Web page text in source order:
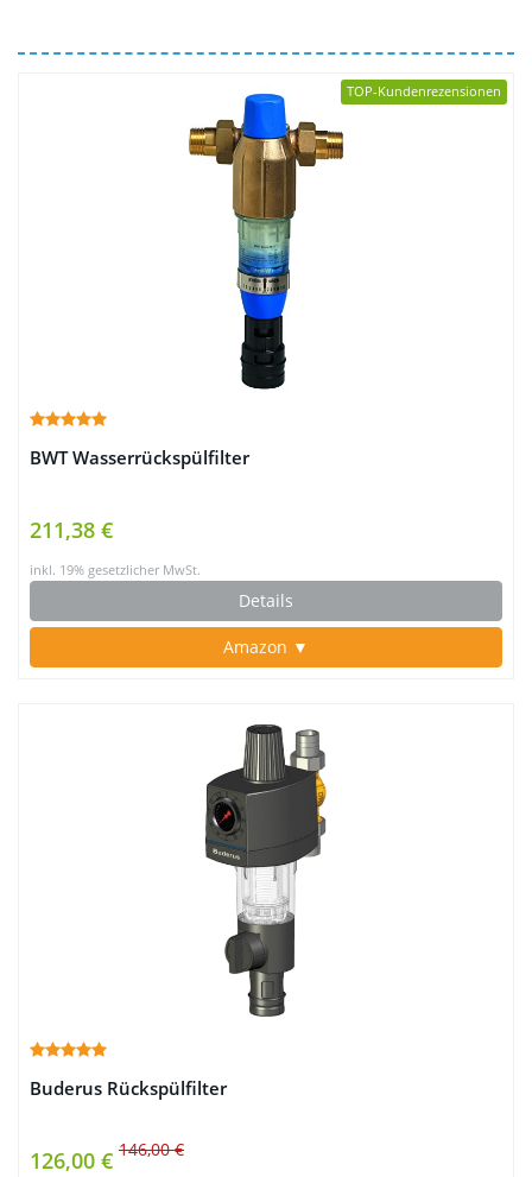
TOP-Kundenrezensionen
BWT Wasserrückspülfilter
211,38 €
inkl. 19% gesetzlicher MwSt.
Details
Amazon ▼
Buderus Rückspülfilter
126,00 € 146,00 €